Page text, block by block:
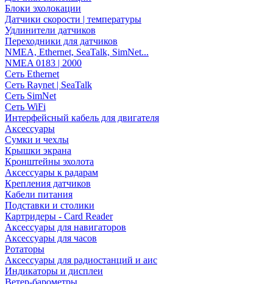
Блоки эхолокации
Датчики скорости | температуры
Удлинители датчиков
Переходники для датчиков
NMEA, Ethernet, SeaTalk, SimNet...
NMEA 0183 | 2000
Сеть Ethernet
Сеть Raynet | SeaTalk
Сеть SimNet
Сеть WiFi
Интерфейсный кабель для двигателя
Аксессуары
Сумки и чехлы
Крышки экрана
Кронштейны эхолота
Аксессуары к радарам
Крепления датчиков
Кабели питания
Подставки и столики
Картридеры - Card Reader
Аксессуары для навигаторов
Аксессуары для часов
Ротаторы
Аксессуары для радиостанций и аис
Индикаторы и дисплеи
Ветер-барометры